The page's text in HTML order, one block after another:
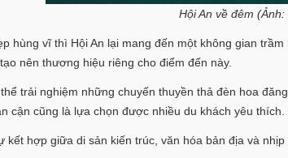
Hội An về đêm
hùng vĩ thì Hội An lại mang đến một không gian
nên thương hiệu riêng cho điểm đến này.
trải nghiệm những chuyến thuyền thả đèn hoa
cận cũng là lựa chọn được nhiều du khách yêu thích.
hợp giữa di sản kiến trúc, văn hóa bản địa và